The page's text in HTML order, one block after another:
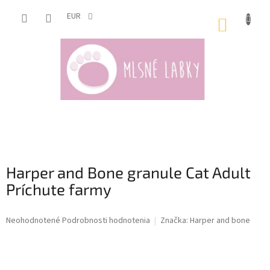
EUR
Harper and Bone granule Cat Adult
Príchute farmy
Priemerné
Neohodnotené Podrobnosti hodnotenia Značka: Harper and bone